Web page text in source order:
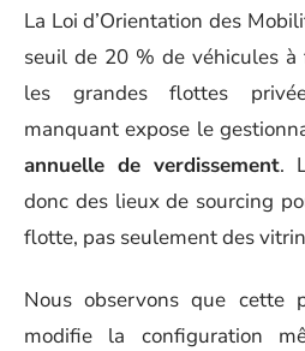
La Loi d’Orientation des
seuil de 20 % de véhicules à
les grandes flottes
manquant expose le
annuelle de verdissement.
donc des lieux de sourcing
flotte, pas seulement des
Nous observons que cette
modifie la configuration